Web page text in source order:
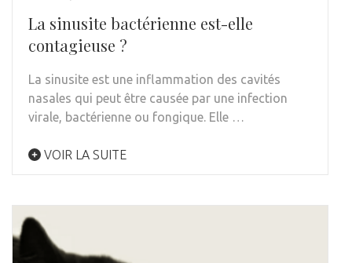
La sinusite bactérienne est-elle
contagieuse ?
La sinusite est une inflammation des cavités
nasales qui peut être causée par une infection
virale, bactérienne ou fongique. Elle …
VOIR LA SUITE